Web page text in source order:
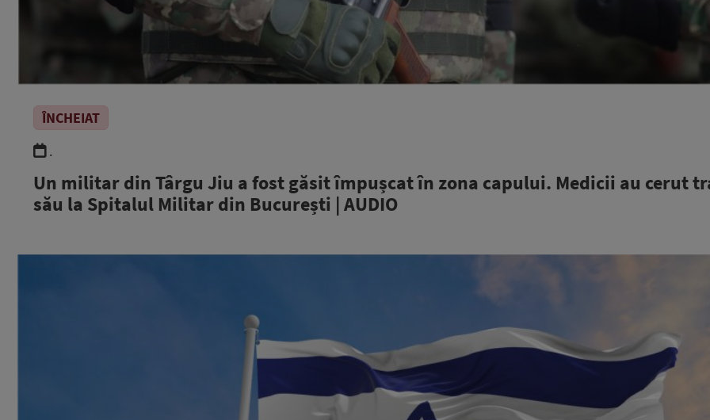
ÎNCHEIAT
.
Un militar din Târgu Jiu a fost găsit împușcat în zona capului. Medicii au cerut
său la Spitalul Militar din București | AUDIO